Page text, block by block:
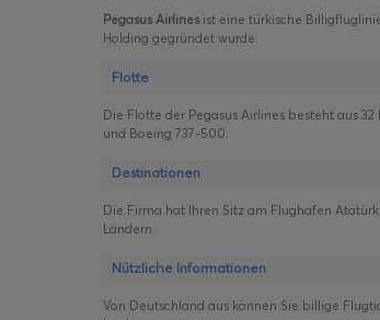
Pegasus Airlines ist eine türkische
Holding gegründet wurde.
Flotte
Die Flotte der Pegasus Airlines besteht aus
und Boeing 737-500.
Destinationen
Die Firma hat Ihren Sitz am Flughafen
Ländern.
Nützliche Informationen
Von Deutschland aus können Sie billige